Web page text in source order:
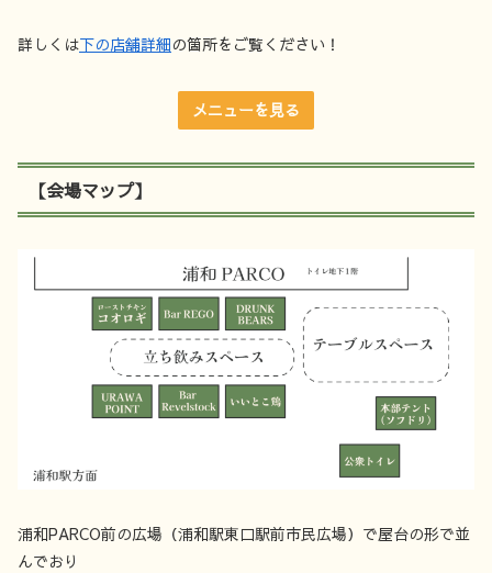
詳しくは下の店舗詳細の箇所をご覧ください！
メニューを見る
【会場マップ】
浦和PARCO前の広場（浦和駅東口駅前市民広場）で屋台の形で並
んでおり